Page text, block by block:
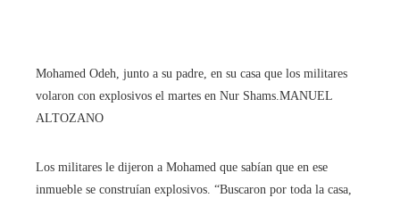
Mohamed Odeh, junto a su padre, en su casa que los militares
volaron con explosivos el martes en Nur Shams.MANUEL
ALTOZANO
Los militares le dijeron a Mohamed que sabían que en ese
inmueble se construían explosivos. “Buscaron por toda la casa,